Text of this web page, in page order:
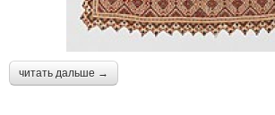
читать дальше →